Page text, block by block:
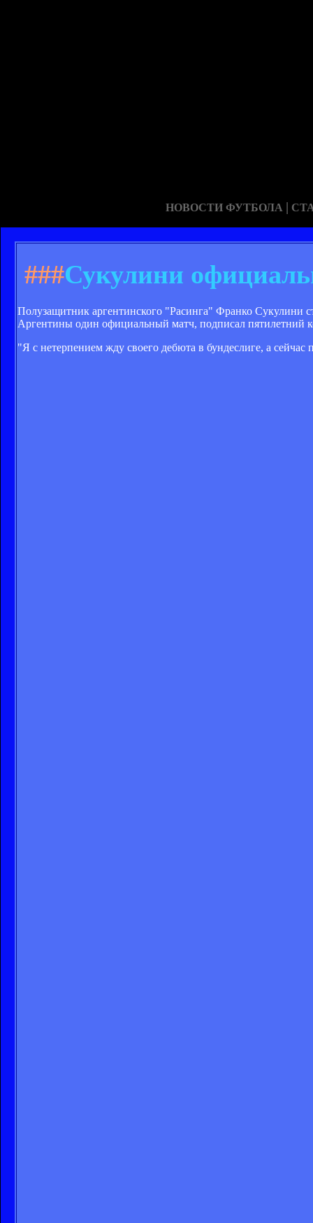
НОВОСТИ ФУТБОЛА |
###Сукулини
Полузащитник аргентинского "Расинга" Франко Сукулини
Аргентины один официальный матч, подписал пятилетний
"Я с нетерпением жду своего дебюта в бундеслиге, а